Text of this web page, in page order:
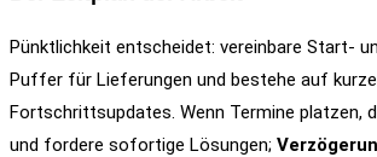
Pünktlichkeit entscheidet: vereinbare Start-
Puffer für Lieferungen und bestehe auf
Fortschrittsupdates. Wenn Termine platzen,
und fordere sofortige Lösungen;